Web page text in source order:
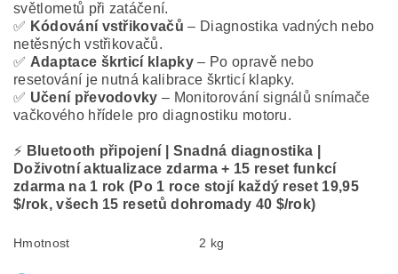
světlometů při zatáčení.
✅ Kódování vstřikovačů – Diagnostika vadných nebo
netěsných vstřikovačů.
✅ Adaptace škrticí klapky – Po opravě nebo
resetování je nutná kalibrace škrticí klapky.
✅ Učení převodovky – Monitorování signálů snímače
vačkového hřídele pro diagnostiku motoru.
⚡ Bluetooth připojení | Snadná diagnostika |
Doživotní aktualizace zdarma + 15 reset funkcí
zdarma na 1 rok (Po 1 roce stojí každý reset 19,95
$/rok, všech 15 resetů dohromady 40 $/rok)
Hmotnost 2 kg